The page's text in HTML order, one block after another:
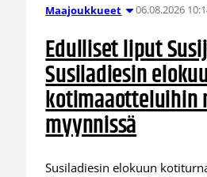
Maajoukkueet 06.08.2026
Edulliset liput
Susiladiesin
kotimaaotteluihin
myynnissä
Susiladiesin elokuun